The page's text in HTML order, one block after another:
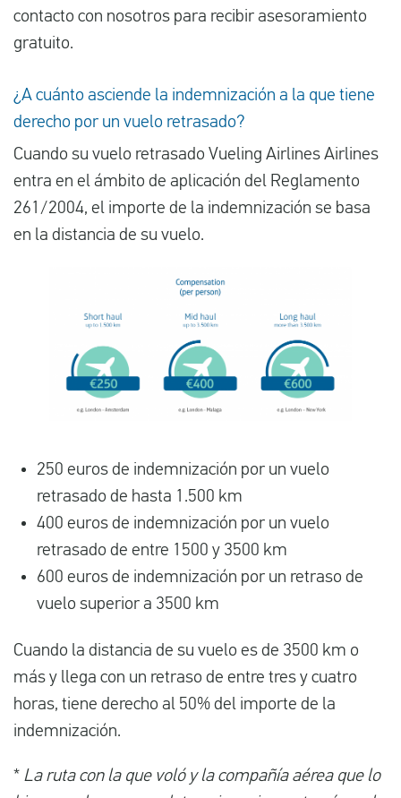
contacto con nosotros para recibir asesoramiento
gratuito.
¿A cuánto asciende la indemnización a la que tiene
derecho por un vuelo retrasado?
Cuando su vuelo retrasado Vueling Airlines Airlines
entra en el ámbito de aplicación del Reglamento
261/2004, el importe de la indemnización se basa
en la distancia de su vuelo.
250 euros de indemnización por un vuelo
retrasado de hasta 1.500 km
400 euros de indemnización por un vuelo
retrasado de entre 1500 y 3500 km
600 euros de indemnización por un retraso de
vuelo superior a 3500 km
Cuando la distancia de su vuelo es de 3500 km o
más y llega con un retraso de entre tres y cuatro
horas, tiene derecho al 50% del importe de la
indemnización.
* La ruta con la que voló y la compañía aérea que lo